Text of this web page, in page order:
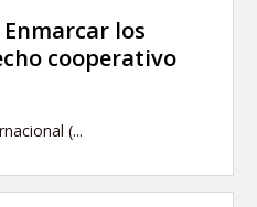
los
cooperativo
(...